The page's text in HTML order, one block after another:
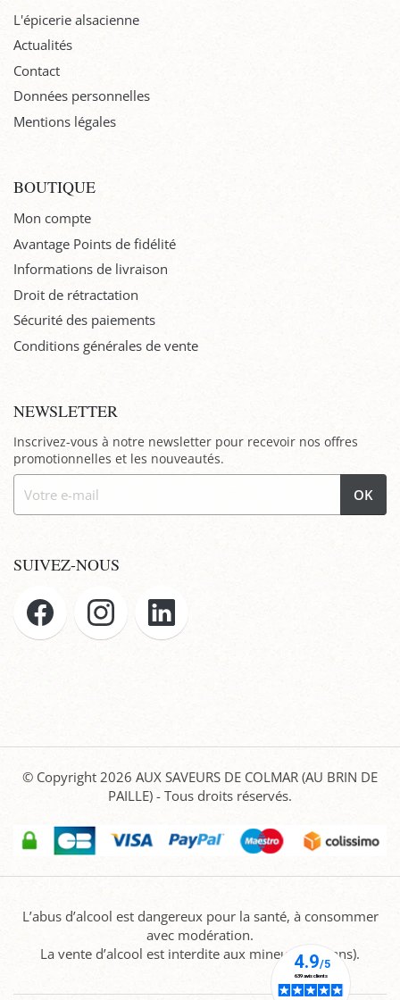
L'épicerie alsacienne
Actualités
Contact
Données personnelles
Mentions légales
BOUTIQUE
Mon compte
Avantage Points de fidélité
Informations de livraison
Droit de rétractation
Sécurité des paiements
Conditions générales de vente
NEWSLETTER
Inscrivez-vous à notre newsletter pour recevoir nos offres
promotionnelles et les nouveautés.
OK
SUIVEZ-NOUS
© Copyright 2026 AUX SAVEURS DE COLMAR (AU BRIN DE
PAILLE) - Tous droits réservés.
L’abus d’alcool est dangereux pour la santé, à consommer
avec modération.
La vente d’alcool est interdite aux mineurs (-18 ans).